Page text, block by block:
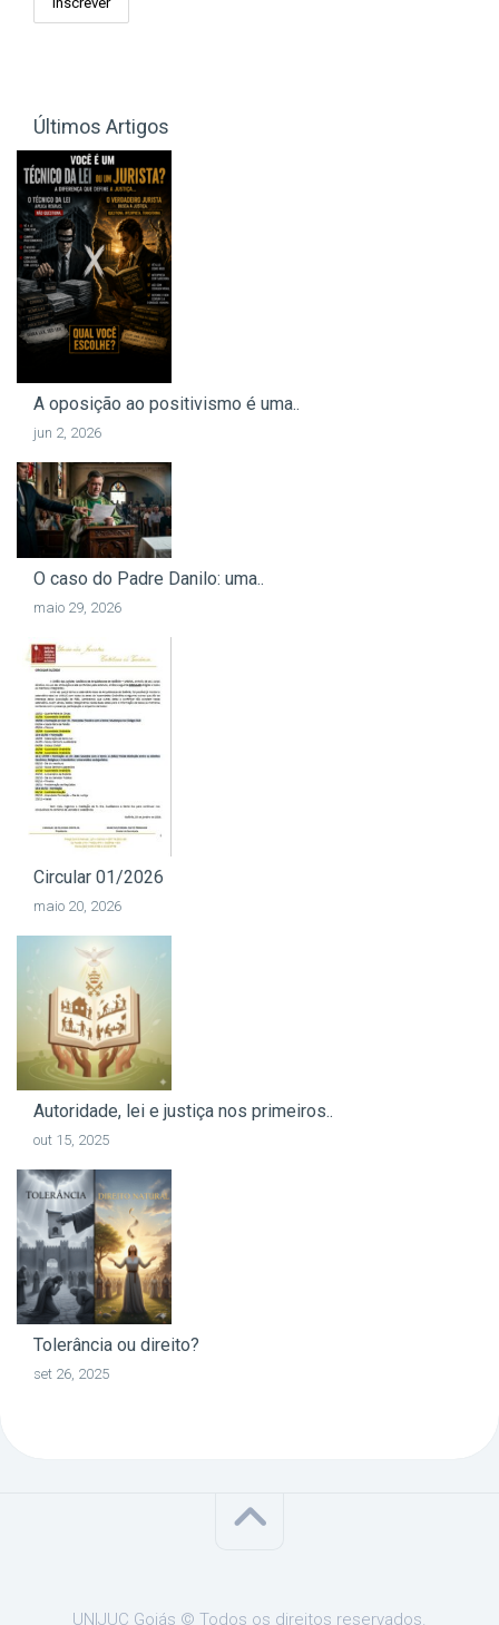
Últimos Artigos
A oposição ao positivismo é uma..
jun 2, 2026
O caso do Padre Danilo: uma..
maio 29, 2026
Circular 01/2026
maio 20, 2026
Autoridade, lei e justiça nos primeiros..
out 15, 2025
Tolerância ou direito?
set 26, 2025
UNIJUC Goiás © Todos os direitos reservados.